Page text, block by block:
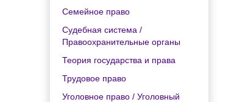
Семейное право
Судебная система /
Правоохранительные органы
Теория государства и права
Трудовое право
Уголовное право / Уголовный